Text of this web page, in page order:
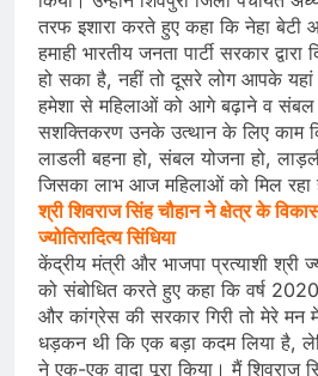
तरफ इशारा करते हुए कहा कि नेहा
हमाही भारतीय जनता पार्टी सरकार
हो सका है, नहीं तो दूसरे लोग आपके
हमेशा से महिलाओं को आगे बढ़ाने व संबल
सशक्तिकरण उनके उत्थान के लिए काम
लाडली बहना हो, संबल योजना हो,
जिसका लाभ आज महिलाओं को मिल रहा
श्री शिवराज सिंह चौहान ने क्षेत्र के
ज्योतिरादित्य सिंधिया
केंद्रीय मंत्री और भाजपा प्रत्याशी श्री
को संबोधित करते हुए कहा कि वर्ष
और कांग्रेस की सरकार गिरी तो मेरे मन
धड़कन थी कि एक बड़ा कदम लिया है,
ने एक-एक वादा पूरा किया। मैं शिवराज